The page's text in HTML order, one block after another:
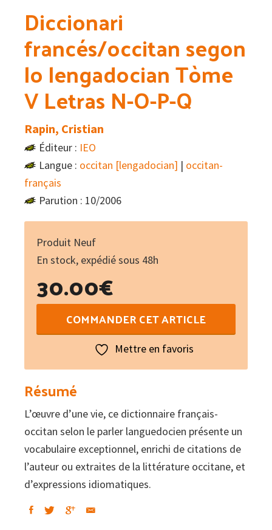
Diccionari
francés/occitan segon
lo lengadocian Tòme
V Letras N-O-P-Q
Rapin, Cristian
Éditeur : IEO
Langue : occitan [lengadocian] | occitan-
français
Parution : 10/2006
Produit Neuf
En stock, expédié sous 48h
30.00€
de
segon
lo
lengadocian
Tòme
V
Letras
N-
O-
COMMANDER CET ARTICLE
Mettre en favoris
Résumé
L’œuvre d’une vie, ce dictionnaire français-
occitan selon le parler languedocien présente un
vocabulaire exceptionnel, enrichi de citations de
l’auteur ou extraites de la littérature occitane, et
d’expressions idiomatiques.